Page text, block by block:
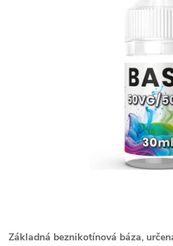
Základná beznikotínová báza,